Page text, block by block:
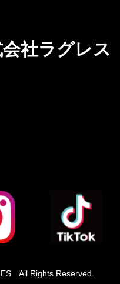
社ラグレス
All Rights Reserved.